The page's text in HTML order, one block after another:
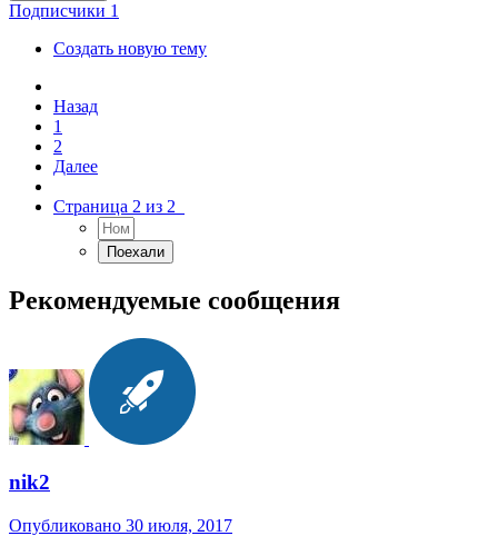
Подписчики 1
Создать новую тему
Назад
1
2
Далее
Страница 2 из 2
Рекомендуемые сообщения
nik2
Опубликовано 30 июля, 2017